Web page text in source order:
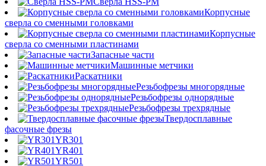
Корпусные
сверла со сменными головками
Корпусные
сверла со сменными пластинами
Запасные части
Машинные метчики
Раскатники
Резьбофрезы многорядные
Резьбофрезы однорядные
Резьбофрезы трехрядные
Твердосплавные
фасочные фрезы
YR301
YR401
YR501